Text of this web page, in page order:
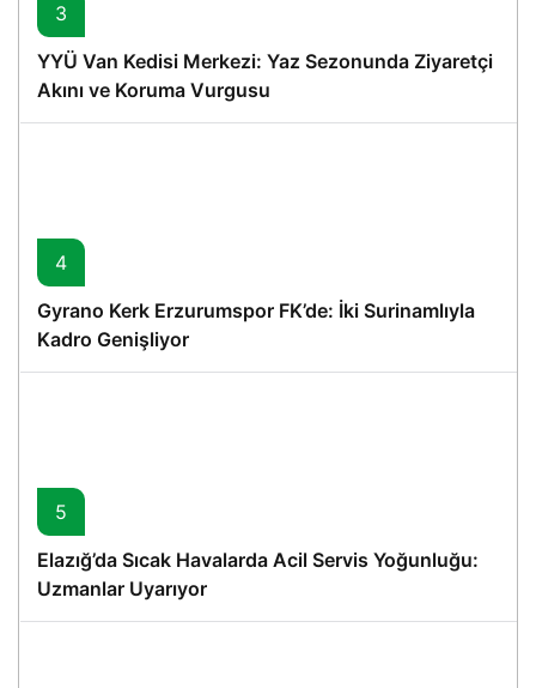
3
YYÜ Van Kedisi Merkezi: Yaz Sezonunda Ziyaretçi
Akını ve Koruma Vurgusu
4
Gyrano Kerk Erzurumspor FK’de: İki Surinamlıyla
Kadro Genişliyor
5
Elazığ’da Sıcak Havalarda Acil Servis Yoğunluğu:
Uzmanlar Uyarıyor